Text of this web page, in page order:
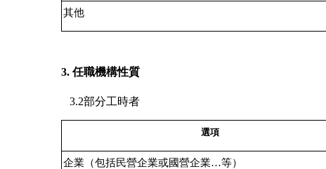
其他
3. 任職機構性質
3.2部分工時者
選項
企業（包括民營企業或國營企業…等）